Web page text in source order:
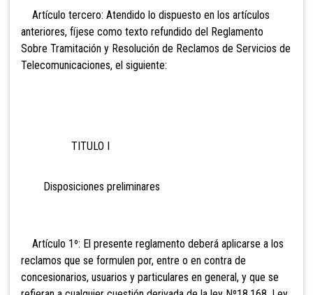
Artículo tercero: Atendido lo dispuesto en los artículos
anteriores, fíjese como texto refundido del Reglamento
Sobre Tramitación y Resolución de Reclamos de Servicios de
Telecomunicaciones, el siguiente:
TITULO I
Disposiciones preliminares
Artículo 1º: El presente reglamento deberá aplicarse a los
reclamos que se formulen por, entre o en contra de
concesionarios, usuarios y particulares en general, y que se